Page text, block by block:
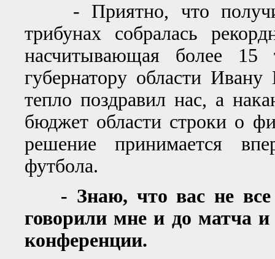
- Приятно, что
трибунах собралась
насчитывающая более 15
губернатору области
тепло поздравил нас, а
бюджет области строки о
решение принимается
футбола.
- Знаю, что вас не все
говорили мне и до матча и
конференции.